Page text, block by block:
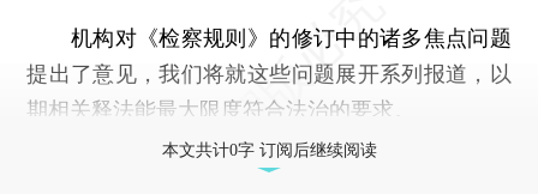
机构对《检察规则》的修订中的诸多焦点问题
提出了意见，我们将就这些问题展开系列报道，以
期相关释法能最大限度符合法治的要求。
本文共计0字 订阅后继续阅读